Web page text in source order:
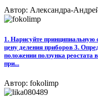
Автор: Александра-
1. Нарисуйте принципиальную
цену деления приборов 3.
положении ползунка реостата
при...
Автор: fokolimp